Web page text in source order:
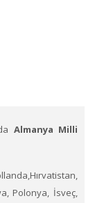
Almanya Milli
Polonya, İsveç,